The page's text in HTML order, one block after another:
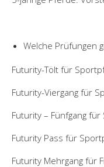
Welche Prüfungen
Futurity-Tölt für
Futurity-Viergang für
Futurity – Fünfgang
Futurity Pass für
Futurity Mehrgang für